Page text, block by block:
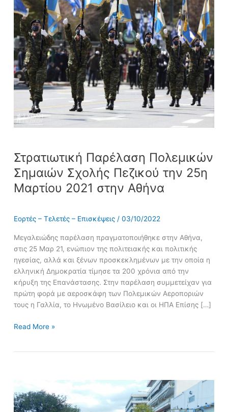
Στρατιωτική Παρέλαση Πολεμικών
Σημαιών Σχολής Πεζικού την 25η
Μαρτίου 2021 στην Αθήνα
Εορτές – Τελετές – Επισκέψεις /03/10/2022
Μεγαλειώδης παρέλαση πραγματοποιήθηκε στην Αθήνα,
στις 25 Μαρ 21, ενώπιον της πολιτειακής και πολιτικής
ηγεσίας, αλλά και ξένων προσκεκλημένων με την οποία η
ελληνική Δημοκρατία τίμησε τα 200 χρόνια από την
κήρυξη της Επανάστασης. Στην παρέλαση συμμετείχαν για
πρώτη φορά με αεροσκάφη των Πολεμικών Αεροποριών
τους η Γαλλία, το Ηνωμένο Βασίλειο και οι ΗΠΑ Επίσης […]
Παρέλαση
Πολεμικών
Σημαιών
Σχολής
Πεζικού
την
25η
Μαρτίου
στην
Αθήνα
Read More »
Στεφάνων
και